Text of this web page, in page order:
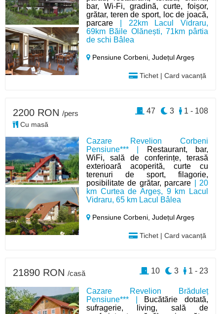
bar, Wi-Fi, gradină, curte, foișor,
grătar, teren de sport, loc de joacă,
parcare | 22km Lacul Vidraru,
69km Băile Olănești, 71km pârtia
de schi Bâlea
Pensiune Corbeni,Județul Argeș
Tichet | Card vacanță
Cazare Revelion Corbeni
Pensiune*** |
Restaurant, bar,
WiFi, sală de conferințe, terasă
exterioară acoperită, curte cu
terenuri de sport, filagorie,
posibilitate de grătar, parcare | 20
km Curtea de Argeș, 9 km Lacul
Vidraru, 65 km Lacul Bâlea
Pensiune Corbeni,Județul Argeș
Tichet | Card vacanță
2200 RON /pers
Cu masă
1 - 108
3
47
Cazare Revelion Brăduleț
Pensiune*** | Bucătărie dotată,
sufragerie, living, sală de
21890 RON /casă 1 - 23
3
10